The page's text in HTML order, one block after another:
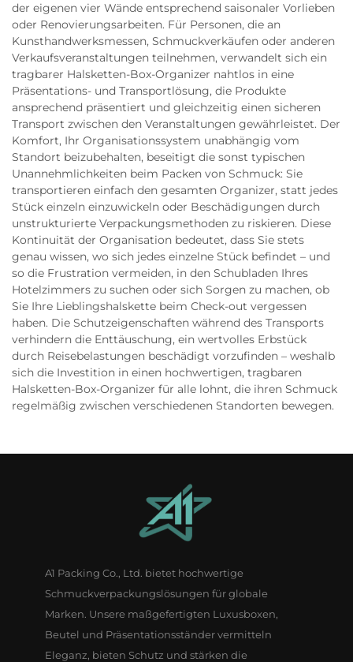
der eigenen vier Wände entsprechend saisonaler Vorlieben
oder Renovierungsarbeiten. Für Personen, die an
Kunsthandwerksmessen, Schmuckverkäufen oder anderen
Verkaufsveranstaltungen teilnehmen, verwandelt sich ein
tragbarer Halsketten-Box-Organizer nahtlos in eine
Präsentations- und Transportlösung, die Produkte
ansprechend präsentiert und gleichzeitig einen sicheren
Transport zwischen den Veranstaltungen gewährleistet. Der
Komfort, Ihr Organisationssystem unabhängig vom
Standort beizubehalten, beseitigt die sonst typischen
Unannehmlichkeiten beim Packen von Schmuck: Sie
transportieren einfach den gesamten Organizer, statt jedes
Stück einzeln einzuwickeln oder Beschädigungen durch
unstrukturierte Verpackungsmethoden zu riskieren. Diese
Kontinuität der Organisation bedeutet, dass Sie stets
genau wissen, wo sich jedes einzelne Stück befindet – und
so die Frustration vermeiden, in den Schubladen Ihres
Hotelzimmers zu suchen oder sich Sorgen zu machen, ob
Sie Ihre Lieblingshalskette beim Check-out vergessen
haben. Die Schutzeigenschaften während des Transports
verhindern die Enttäuschung, ein wertvolles Erbstück
durch Reisebelastungen beschädigt vorzufinden – weshalb
sich die Investition in einen hochwertigen, tragbaren
Halsketten-Box-Organizer für alle lohnt, die ihren Schmuck
regelmäßig zwischen verschiedenen Standorten bewegen.
A1 Packing Co., Ltd. bietet hochwertige
Schmuckverpackungslösungen für globale
Marken. Unsere maßgefertigten Luxusboxen,
Beutel und Präsentationsständer vermitteln
Eleganz, bieten Schutz und stärken die